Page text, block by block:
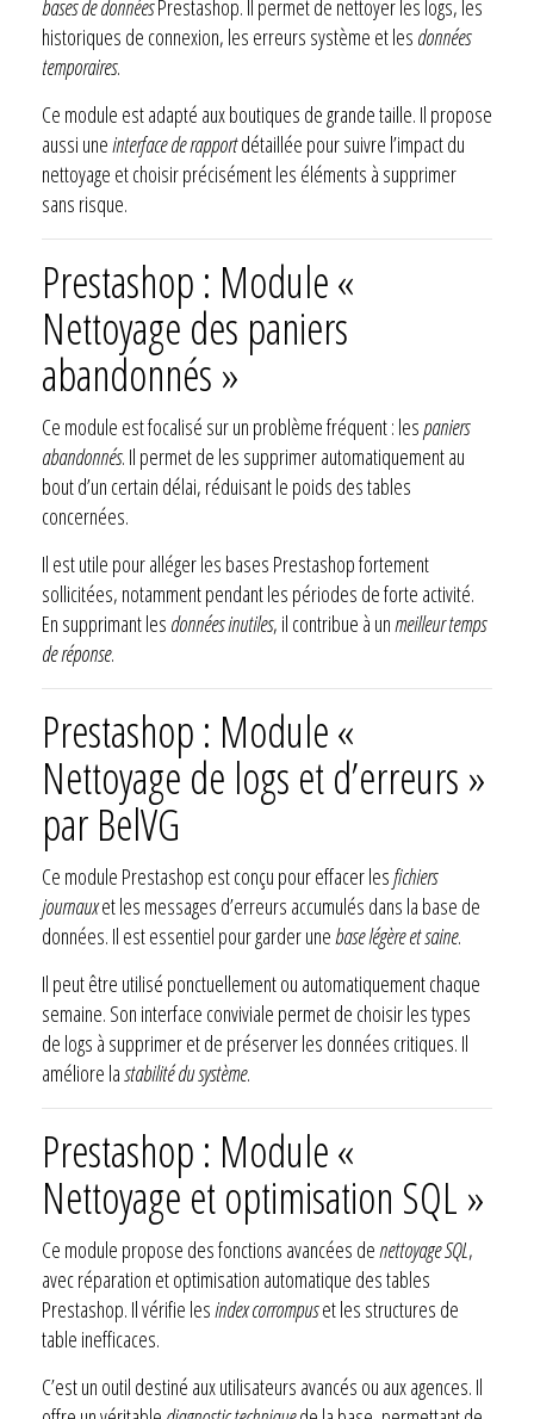
bases de donnéesPrestashop. Il permet de nettoyer les logs, les
historiques de connexion, les erreurs système et les données
temporaires.
Ce module est adapté aux boutiques de grande taille. Il propose
aussi uneinterface de rapportdétaillée pour suivre l’impact du
nettoyage et choisir précisément les éléments à supprimer
sans risque.
Prestashop : Module «
Nettoyage des paniers
abandonnés »
Ce module est focalisé sur un problème fréquent : lespaniers
abandonnés. Il permet de les supprimer automatiquement au
bout d’un certain délai, réduisant le poids des tables
concernées.
Il est utile pour alléger les bases Prestashop fortement
sollicitées, notamment pendant les périodes de forte activité.
En supprimant les données inutiles, il contribue à un meilleur temps
de réponse.
Prestashop : Module «
Nettoyage de logs et d’erreurs »
par BelVG
Ce module Prestashop est conçu pour effacer lesfichiers
journauxet les messages d’erreurs accumulés dans la base de
données. Il est essentiel pour garder une base légère et saine.
Il peut être utilisé ponctuellement ou automatiquement chaque
semaine. Son interface conviviale permet de choisir les types
de logs à supprimer et de préserver les données critiques. Il
améliore lastabilité du système.
Prestashop : Module «
Nettoyage et optimisation SQL »
Ce module propose des fonctions avancées de nettoyage SQL,
avec réparation et optimisation automatique des tables
Prestashop. Il vérifie lesindex corrompuset les structures de
table inefficaces.
C’est un outil destiné aux utilisateurs avancés ou aux agences. Il